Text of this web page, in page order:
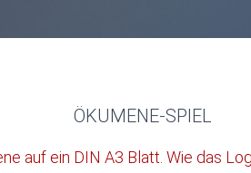
ÖKUMENE-SPIEL
auf ein DIN A3 Blatt. Wie das